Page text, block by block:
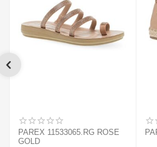
PAREX 11533065.RG ROSE
GOLD